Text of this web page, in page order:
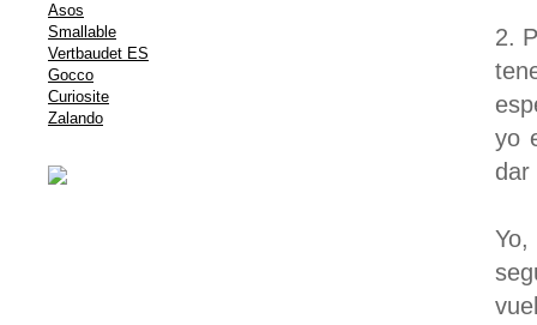
2.
yo
dar
Asos
Smallable
Vertbaudet ES
Gocco
Curiosite
Zalando